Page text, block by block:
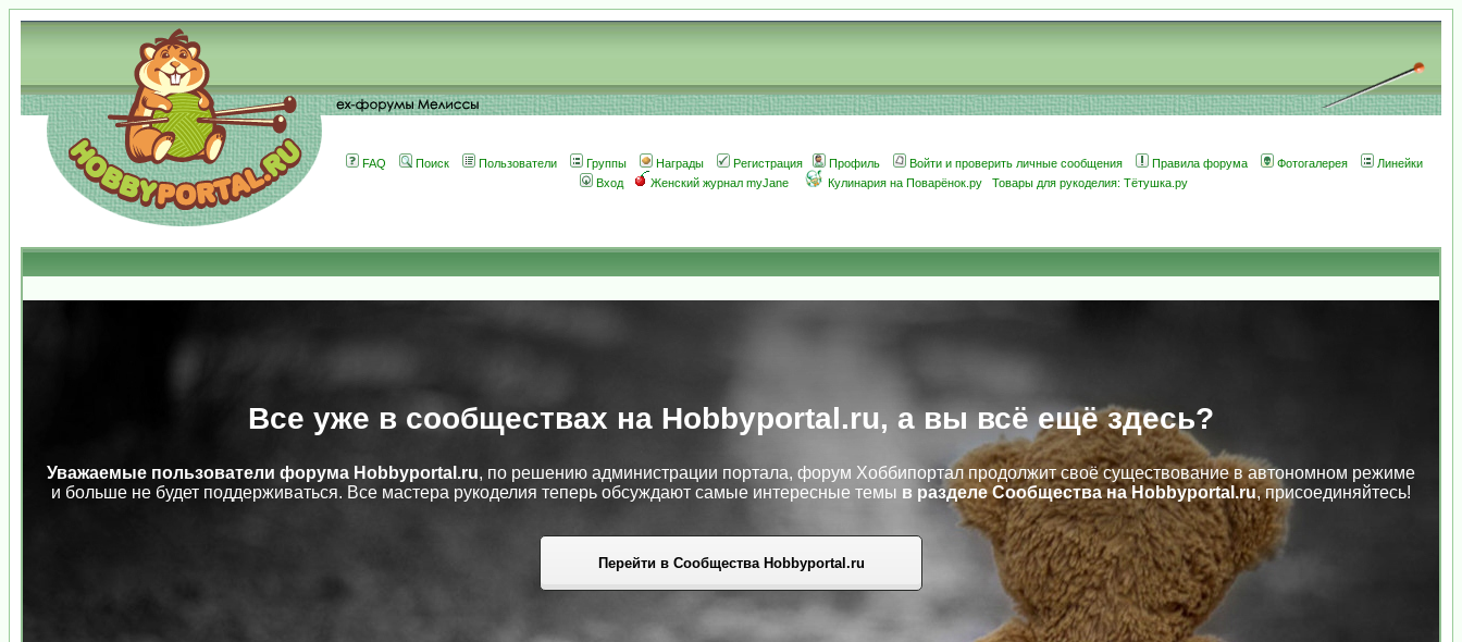
FAQ Поиск Пользователи Группы Награды Регистрация Профиль Войти и проверить личные сообщения Правила форума Фотогалерея
Линейки
Вход
Женский журнал myJane Кулинария на Поварёнок.ру Товары для рукоделия: Тётушка.ру
Все уже в сообществах на Hobbyportal.ru, а вы всё ещё здесь?
Уважаемые пользователи форума Hobbyportal.ru, по решению администрации портала, форум Хоббипортал продолжит своё существование в автономном режиме
и больше не будет поддерживаться. Все мастера рукоделия теперь обсуждают самые интересные темы в разделе Сообщества на Hobbyportal.ru, присоединяйтесь!
Перейти в Сообщества Hobbyportal.ru